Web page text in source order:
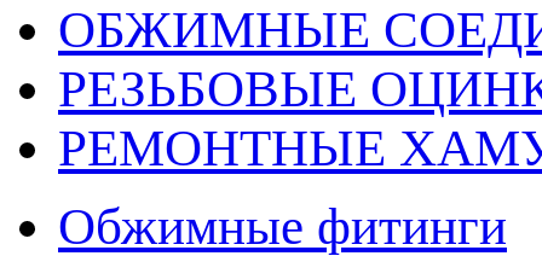
ОБЖИМНЫЕ
РЕЗЬБОВЫЕ
РЕМОНТНЫЕ
Обжимные фитинги